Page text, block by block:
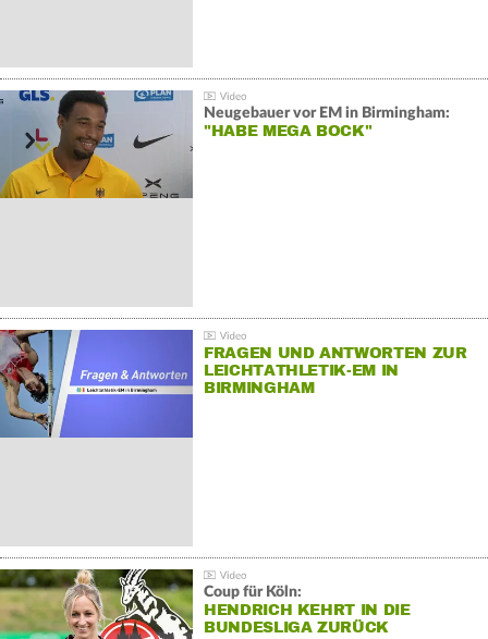
Neugebauer vor EM in Birmingham:
"HABE MEGA BOCK"
FRAGEN UND ANTWORTEN ZUR
LEICHTATHLETIK-EM IN
BIRMINGHAM
Coup für Köln:
HENDRICH KEHRT IN DIE
BUNDESLIGA ZURÜCK